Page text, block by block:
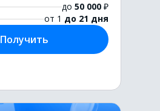
до 50 000 ₽
от 1 до 21 дня
Получить